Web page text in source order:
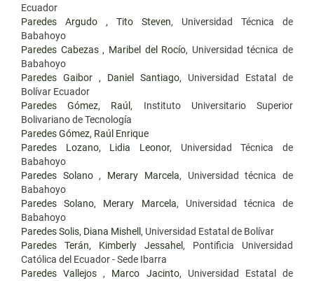
Ecuador
Paredes Argudo , Tito Steven, Universidad Técnica de
Babahoyo
Paredes Cabezas , Maribel del Rocío, Universidad técnica de
Babahoyo
Paredes Gaibor , Daniel Santiago, Universidad Estatal de
Bolívar Ecuador
Paredes Gómez, Raúl , Instituto Universitario Superior
Bolivariano de Tecnología
Paredes Gómez, Raúl Enrique
Paredes Lozano, Lidia Leonor, Universidad Técnica de
Babahoyo
Paredes Solano , Merary Marcela, Universidad técnica de
Babahoyo
Paredes Solano, Merary Marcela, Universidad técnica de
Babahoyo
Paredes Solis, Diana Mishell , Universidad Estatal de Bolívar
Paredes Terán, Kimberly Jessahel , Pontificia Universidad
Católica del Ecuador - Sede Ibarra
Paredes Vallejos , Marco Jacinto, Universidad Estatal de